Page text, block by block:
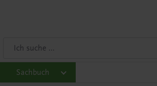
Sachbuch